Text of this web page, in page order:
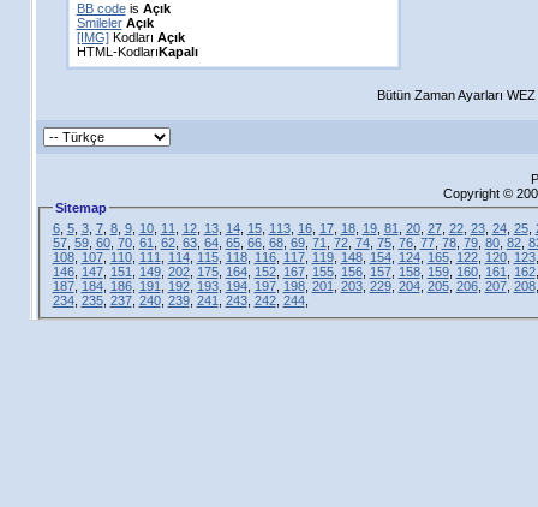
BB codeis Açık
Smileler Açık
[IMG]Kodları Açık
HTML-KodlarıKapalı
Bütün Zaman Ayarları
Copyright ©
Sitemap
6, 5, 3, 7, 8, 9, 10, 11 12, 13, 14, 15, 113, 16, 17, 18, 19, 81 20, 27, 22, 23, 24, 25,
57, 59, 60, 70, 61 62, 63, 64, 65, 66, 68, 69, 71 72, 74, 75, 76, 77, 78, 79, 80, 82,
108, 107, 110, 111 114, 115, 118, 116, 117, 119, 148, 154, 124, 165, 122, 120, 123
146, 147, 151 149, 202, 175, 164, 152, 167, 155, 156, 157, 158, 159, 160, 161 162
187, 184, 186, 191 192, 193, 194, 197, 198, 201 203, 229, 204, 205, 206, 207, 208
234, 235, 237, 240, 239, 241 243, 242, 244,